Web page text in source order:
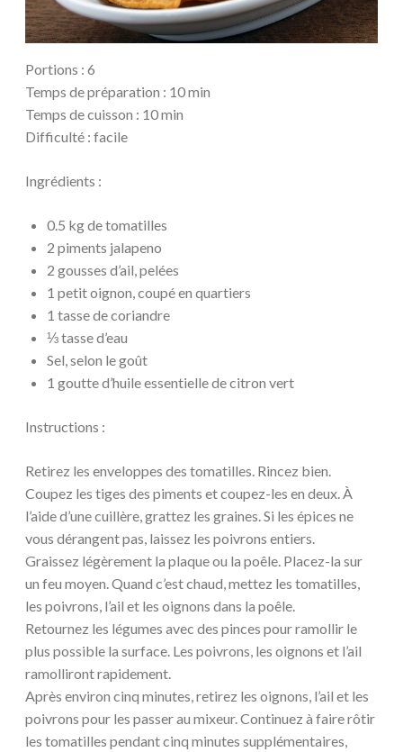
Portions : 6
Temps de préparation : 10 min
Temps de cuisson : 10 min
Difficulté : facile
Ingrédients :
0.5 kg de tomatilles
2 piments jalapeno
2 gousses d’ail, pelées
1 petit oignon, coupé en quartiers
1 tasse de coriandre
⅓ tasse d’eau
Sel, selon le goût
1 goutte d’huile essentielle de citron vert
Instructions :
Retirez les enveloppes des tomatilles. Rincez bien.
Coupez les tiges des piments et coupez-les en deux. À
l’aide d’une cuillère, grattez les graines. Si les épices ne
vous dérangent pas, laissez les poivrons entiers.
Graissez légèrement la plaque ou la poêle. Placez-la sur
un feu moyen. Quand c’est chaud, mettez les tomatilles,
les poivrons, l’ail et les oignons dans la poêle.
Retournez les légumes avec des pinces pour ramollir le
plus possible la surface. Les poivrons, les oignons et l’ail
ramolliront rapidement.
Après environ cinq minutes, retirez les oignons, l’ail et les
poivrons pour les passer au mixeur. Continuez à faire rôtir
les tomatilles pendant cinq minutes supplémentaires,